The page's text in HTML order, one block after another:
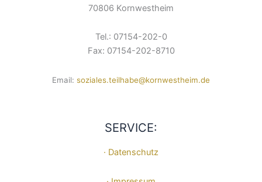
70806 Kornwestheim
Tel.: 07154-202-0
Fax: 07154-202-8710
Email: soziales.teilhabe@kornwestheim.de
SERVICE:
· Datenschutz